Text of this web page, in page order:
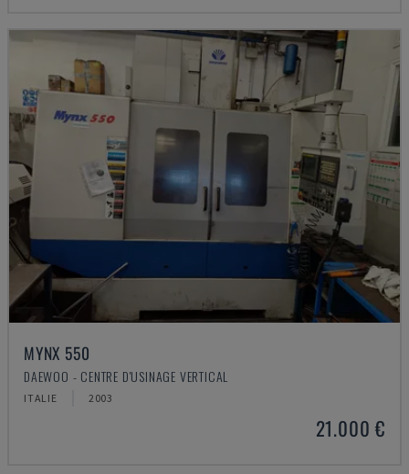
MYNX 550
DAEWOO - CENTRE D'USINAGE VERTICAL
ITALIE 2003
21.000 €